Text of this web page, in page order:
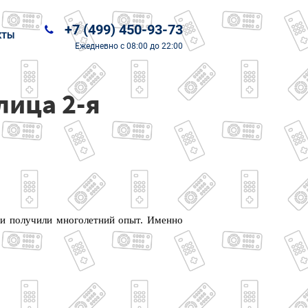
+7 (499) 450-93-73
Ежедневно с 08:00 до 22:00
2-я
получили многолетний опыт. Именно